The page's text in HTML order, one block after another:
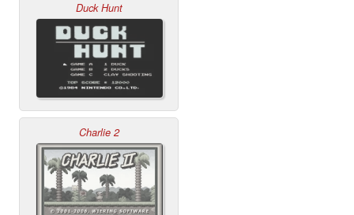
Duck Hunt
Charlie 2